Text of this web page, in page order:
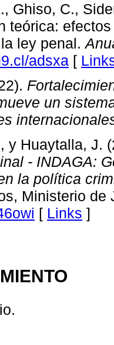
Ghiso, C.,
teórica:
ley penal.
adsxa [
un
y Huaytalla, J.
- INDAGA:
la política
Ministerio de
[ Links ]